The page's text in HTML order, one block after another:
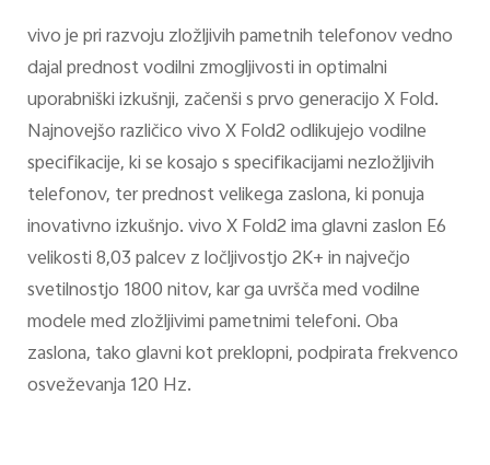
vivo je pri razvoju zložljivih pametnih telefonov vedno
dajal prednost vodilni zmogljivosti in optimalni
uporabniški izkušnji, začenši s prvo generacijo X Fold.
Najnovejšo različico vivo X Fold2 odlikujejo vodilne
specifikacije, ki se kosajo s specifikacijami nezložljivih
telefonov, ter prednost velikega zaslona, ki ponuja
inovativno izkušnjo. vivo X Fold2 ima glavni zaslon E6
velikosti 8,03 palcev z ločljivostjo 2K+ in največjo
svetilnostjo 1800 nitov, kar ga uvršča med vodilne
modele med zložljivimi pametnimi telefoni. Oba
zaslona, tako glavni kot preklopni, podpirata frekvenco
osveževanja 120 Hz.